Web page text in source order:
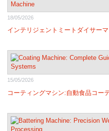
18/05/2026
インテリジェントミートダイサー
15/05/2026
コーティングマシン:自動食品コー